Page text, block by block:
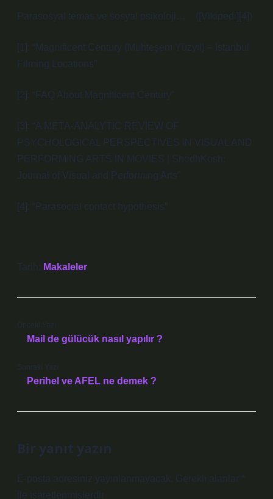
Parasosyal temas ve sosyal psikoloji… ([Vikipedi][4])
[1]: “Magnificent Century (Muhteşem Yüzyıl) – Istanbul
Filming Locations”
[2]: “FAQ About Magnificent Century”
[3]: “A META-ANALYTIC REVIEW OF
PSYCHOLOGICAL PERSPECTIVES IN VISUAL AND
PERFORMING ARTS IN MOVIES | ShodhKosh:
Journal of Visual and Performing Arts”
[4]: “Parasocial contact hypothesis”
Tarih: Makaleler
Önceki Yazı
Mail de gülücük nasıl yapılır ?
Sonraki Yazı
Perihel ve AFEL ne demek ?
Bir yanıt yazın
E-posta adresiniz yayınlanmayacak. Gerekli alanlar *
ile işaretlenmişlerdir